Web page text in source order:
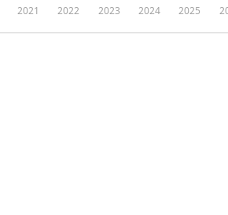
2021 2022 2023 2024 2025